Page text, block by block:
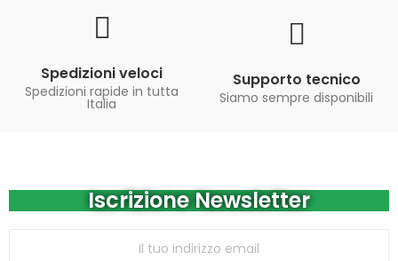
Spedizioni veloci
Spedizioni rapide in tutta
Italia
Supporto tecnico
Siamo sempre disponibili
Iscrizione Newsletter